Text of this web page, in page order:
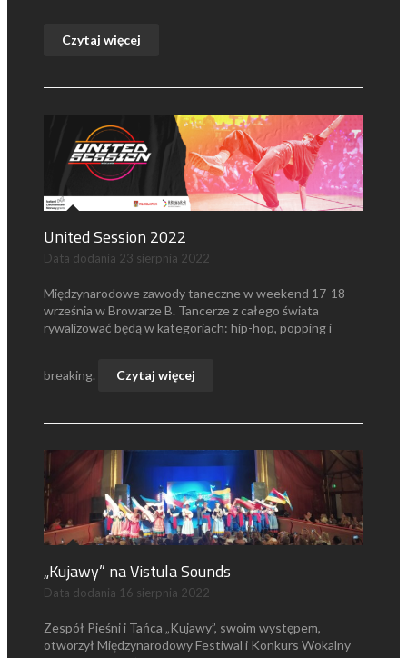
Czytaj więcej
United Session 2022
Data dodania 23 sierpnia 2022
Międzynarodowe zawody taneczne w weekend 17-18
września w Browarze B. Tancerze z całego świata
rywalizować będą w kategoriach: hip-hop, popping i
breaking. Czytaj więcej
„Kujawy” na Vistula Sounds
Data dodania 16 sierpnia 2022
Zespół Pieśni i Tańca „Kujawy”, swoim występem,
otworzył Międzynarodowy Festiwal i Konkurs Wokalny